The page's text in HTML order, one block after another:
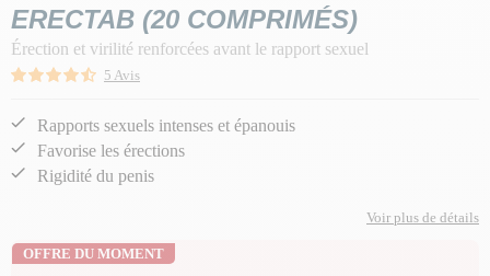
ERECTAB (20 COMPRIMÉS)
Érection et virilité renforcées avant le rapport sexuel
5 Avis
Rapports sexuels intenses et épanouis
Favorise les érections
Rigidité du penis
Voir plus de détails
OFFRE DU MOMENT